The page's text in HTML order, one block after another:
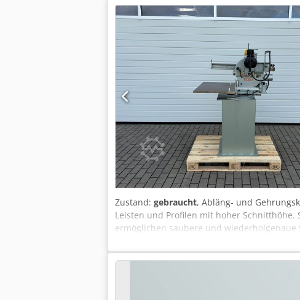
Zustand: gebraucht, Abläng- und
Leisten und Profilen mit hoher
ermöglichen saubere und
Inklusive Untergestell. Schnitthöhe ~ 135